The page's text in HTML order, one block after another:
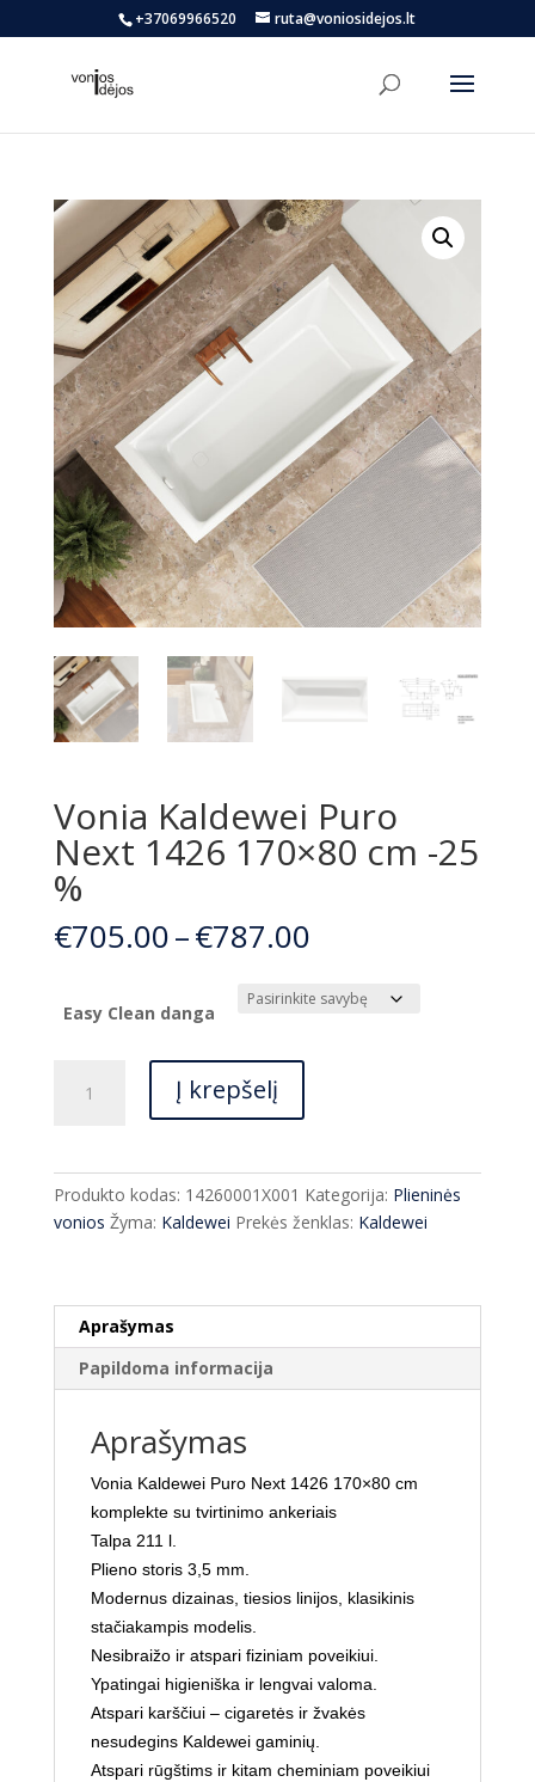
+37069966520 ruta@voniosidejos.lt
Vonia Kaldewei Puro
Next 1426 170×80 cm -25
%
€705.00–€787.00Price
€705.00
through
Easy Clean danga
kiekis:
Puro
%
Į krepšelį
Produkto kodas: 14260001X001 Kategorija: Plieninės
vonios Žyma: Kaldewei Prekės ženklas: Kaldewei
Aprašymas
Papildoma informacija
Aprašymas
Vonia Kaldewei Puro Next 1426 170×80 cm
komplekte su tvirtinimo ankeriais
Talpa 211 l.
Plieno storis 3,5 mm.
Modernus dizainas, tiesios linijos, klasikinis
stačiakampis modelis.
Nesibraižo ir atspari fiziniam poveikiui.
Ypatingai higieniška ir lengvai valoma.
Atspari karščiui – cigaretės ir žvakės
nesudegins Kaldewei gaminių.
Atspari rūgštims ir kitam cheminiam poveikiui